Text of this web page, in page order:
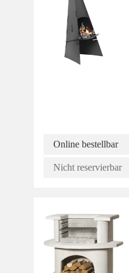
Online bestellbar
Nicht reservierbar